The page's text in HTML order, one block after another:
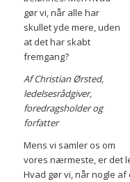
gør vi, når alle har
skullet yde mere, uden
at det har skabt
fremgang?
Af Christian Ørsted,
ledelsesrådgiver,
foredragsholder og
forfatter
Mens vi samler os om
vores nærmeste, er det
Hvad gør vi, når nogle